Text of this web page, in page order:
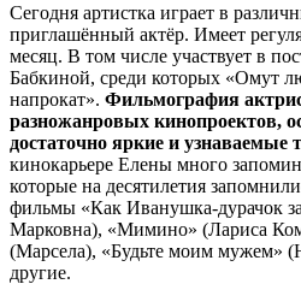
Сегодня артистка играет в
приглашённый актёр. Имеет
месяц. В том числе участвует в
Бабкиной, среди которых «Омут
напрокат». Фильмография
разножанровых кинопроектов,
достаточно яркие и узнаваемые
кинокарьере Елены много
которые на десятилетия
фильмы «Как Иванушка-дурачок
Марковна), «Мимино» (Лариса
(Марсела), «Будьте моим мужем»
другие.